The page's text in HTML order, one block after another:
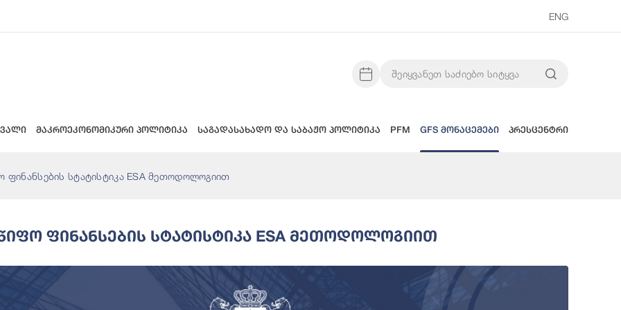
ENG
მაკროეკონომიკური პოლიტიკა საგადასახადო და საბაჟო პოლიტიკა PFM GFS მონაცემები პრესცენტრი
ფინანსების სტატისტიკა ESA მეთოდოლოგიით
Ფინანსების Სტატისტიკა ESA Მეთოდოლოგიით